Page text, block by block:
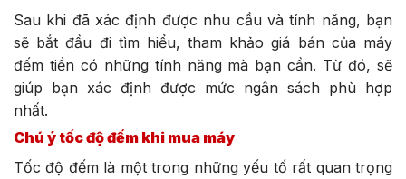
Sau khi đã xác định được nhu cầu và tính năng, bạn
sẽ bắt đầu đi tìm hiểu, tham khảo giá bán của máy
đếm tiền có những tính năng mà bạn cần. Từ đó, sẽ
giúp bạn xác định được mức ngân sách phù hợp
nhất.
Chú ý tốc độ đếm khi mua máy
Tốc độ đếm là một trong những yếu tố rất quan trọng